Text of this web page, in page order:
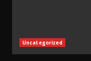
Uncategorized